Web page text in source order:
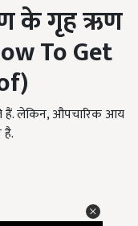
के गृह ऋण
To Get
हैं. लेकिन, औपचारिक आय